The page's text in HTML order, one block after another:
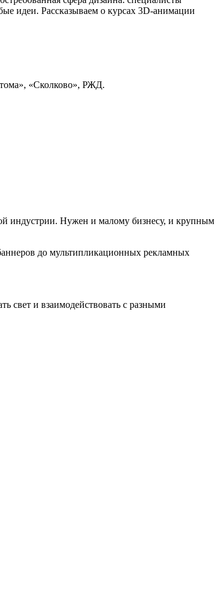
идеи. Рассказываем о курсах 3D-анимации
«‎Сколково», РЖД.
индустрии. Нужен и малому бизнесу, и крупным
до мультипликационных рекламных
свет и взаимодействовать с разными